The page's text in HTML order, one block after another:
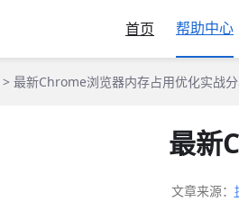
首页 帮助中心
> 最新Chrome浏览器内存占用优化实战
最新
文章来源：